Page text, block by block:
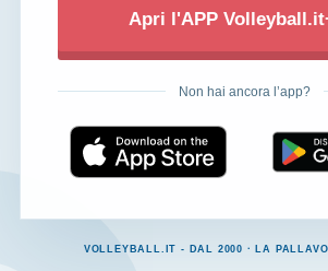
Apri l'APP
Non hai ancora l’app?
VOLLEYBALL.IT - DAL 2000 · LA